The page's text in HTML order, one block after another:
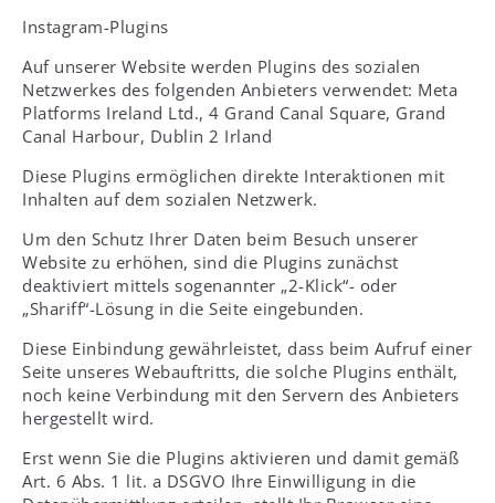
Instagram-Plugins
Auf unserer Website werden Plugins des sozialen
Netzwerkes des folgenden Anbieters verwendet: Meta
Platforms Ireland Ltd., 4 Grand Canal Square, Grand
Canal Harbour, Dublin 2 Irland
Diese Plugins ermöglichen direkte Interaktionen mit
Inhalten auf dem sozialen Netzwerk.
Um den Schutz Ihrer Daten beim Besuch unserer
Website zu erhöhen, sind die Plugins zunächst
deaktiviert mittels sogenannter „2-Klick“- oder
„Shariff“-Lösung in die Seite eingebunden.
Diese Einbindung gewährleistet, dass beim Aufruf einer
Seite unseres Webauftritts, die solche Plugins enthält,
noch keine Verbindung mit den Servern des Anbieters
hergestellt wird.
Erst wenn Sie die Plugins aktivieren und damit gemäß
Art. 6 Abs. 1 lit. a DSGVO Ihre Einwilligung in die